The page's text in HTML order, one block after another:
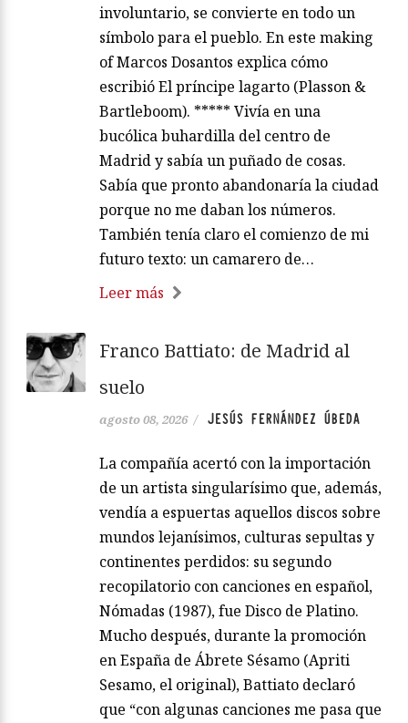
involuntario, se convierte en todo un
símbolo para el pueblo. En este making
of Marcos Dosantos explica cómo
escribió El príncipe lagarto (Plasson &
Bartleboom). ***** Vivía en una
bucólica buhardilla del centro de
Madrid y sabía un puñado de cosas.
Sabía que pronto abandonaría la ciudad
porque no me daban los números.
También tenía claro el comienzo de mi
futuro texto: un camarero de…
Leer más
Franco Battiato: de Madrid al
suelo
agosto 08, 2026 / JESÚS FERNÁNDEZ ÚBEDA
La compañía acertó con la importación
de un artista singularísimo que, además,
vendía a espuertas aquellos discos sobre
mundos lejanísimos, culturas sepultas y
continentes perdidos: su segundo
recopilatorio con canciones en español,
Nómadas (1987), fue Disco de Platino.
Mucho después, durante la promoción
en España de Ábrete Sésamo (Apriti
Sesamo, el original), Battiato declaró
que “con algunas canciones me pasa que